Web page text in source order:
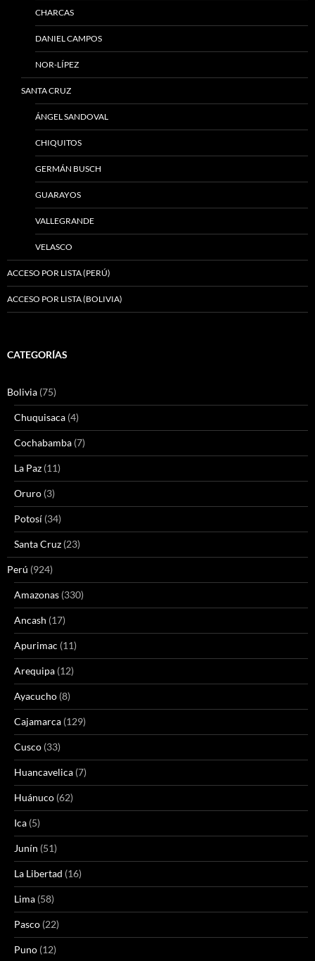
CHARCAS
DANIEL CAMPOS
NOR-LÍPEZ
SANTA CRUZ
ÁNGEL SANDOVAL
CHIQUITOS
GERMÁN BUSCH
GUARAYOS
VALLEGRANDE
VELASCO
ACCESO POR LISTA (PERÚ)
ACCESO POR LISTA (BOLIVIA)
CATEGORÍAS
Bolivia (75)
Chuquisaca (4)
Cochabamba (7)
La Paz (11)
Oruro (3)
Potosí (34)
Santa Cruz (23)
Perú (924)
Amazonas (330)
Ancash (17)
Apurimac (11)
Arequipa (12)
Ayacucho (8)
Cajamarca (129)
Cusco (33)
Huancavelica (7)
Huánuco (62)
Ica (5)
Junín (51)
La Libertad (16)
Lima (58)
Pasco (22)
Puno (12)